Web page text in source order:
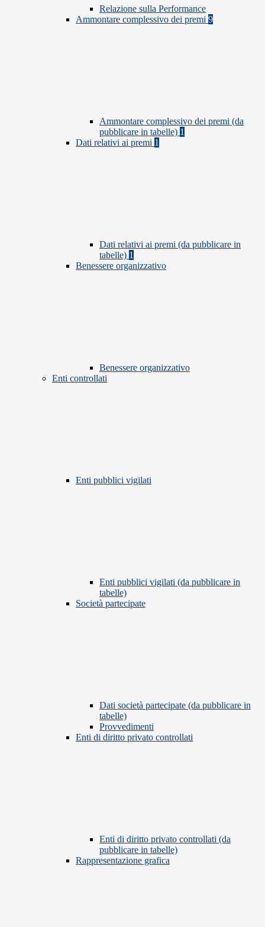
Relazione sulla Performance
Ammontare complessivo dei premi 9
Ammontare complessivo dei premi (da
pubblicare in tabelle) 1
Dati relativi ai premi 1
Dati relativi ai premi (da pubblicare in
tabelle) 1
Benessere organizzativo
Benessere organizzativo
Enti controllati
Enti pubblici vigilati
Enti pubblici vigilati (da pubblicare in
tabelle)
Società partecipate
Dati società partecipate (da pubblicare in
tabelle)
Provvedimenti
Enti di diritto privato controllati
Enti di diritto privato controllati (da
pubblicare in tabelle)
Rappresentazione grafica